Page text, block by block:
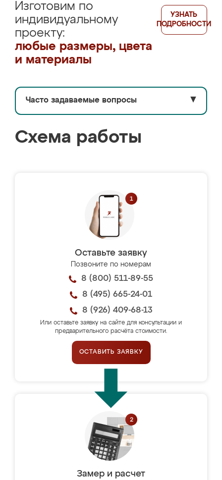
Изготовим по
индивидуальному
проекту:
любые размеры, цвета
и материалы
УЗНАТЬ
ПОДРОБНОСТИ
Часто задаваемые вопросы ▼
Схема работы
Оставьте заявку
Позвоните по номерам
8 (800) 511-89-55
8 (495) 665-24-01
8 (926) 409-68-13
Или оставьте заявку на сайте для консультации и
предварительного расчёта стоимости.
ОСТАВИТЬ ЗАЯВКУ
Замер и расчет